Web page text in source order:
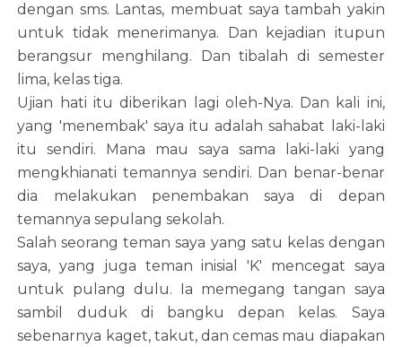
dengan sms. Lantas, membuat saya tambah yakin
untuk tidak menerimanya. Dan kejadian itupun
berangsur menghilang. Dan tibalah di semester
lima, kelas tiga.
Ujian hati itu diberikan lagi oleh-Nya. Dan kali ini,
yang 'menembak' saya itu adalah sahabat laki-laki
itu sendiri. Mana mau saya sama laki-laki yang
mengkhianati temannya sendiri. Dan benar-benar
dia melakukan penembakan saya di depan
temannya sepulang sekolah.
Salah seorang teman saya yang satu kelas dengan
saya, yang juga teman inisial 'K' mencegat saya
untuk pulang dulu. Ia memegang tangan saya
sambil duduk di bangku depan kelas. Saya
sebenarnya kaget, takut, dan cemas mau diapakan